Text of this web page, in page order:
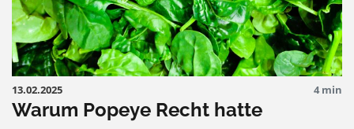
13.02.2025 4 min
Warum Popeye Recht hatte